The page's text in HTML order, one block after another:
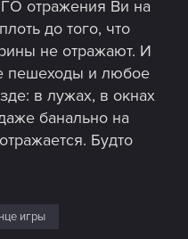
отражения Ви на
до того, что
не отражают. И
пешеходы и любое
в лужах, в окнах
банально на
Будто
игры